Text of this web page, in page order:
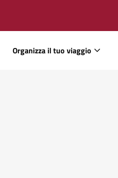
Organizza il tuo viaggio